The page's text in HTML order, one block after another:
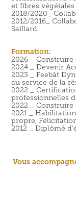
et fibres
2018/2020_
2012/2016_
Saillard
Formation:
2026 _ Construire
2024 _ Devenir
2023 _ Feebât
au service de la
2022 _
professionnelles
2022 _ Construire
2021 _
propre,
2012 _ Diplômé
Vous